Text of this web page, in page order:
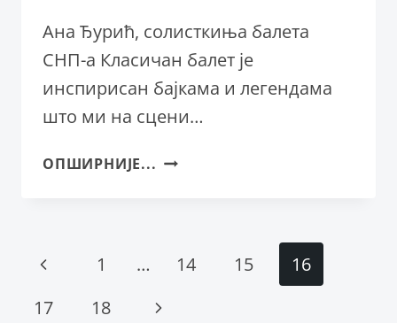
Ана Ђурић, солисткиња балета
СНП-а Класичан балет је
инспирисан бајкама и легендама
што ми на сцени…
ОПШИРНИЈЕ... ДАН
ПОЗОРИШТЕ
Page
navigation
Previous
Page
1 … 14 15
16
17
18
Next